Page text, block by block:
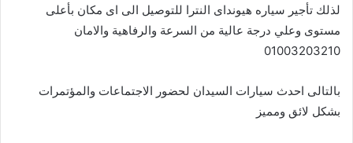
لذلك تأجير سياره هيونداى النترا للتوصيل الى اى مكان بأعلى
مستوى وعلي درجة عالية من السرعة والرفاهية والامان
01003203210
بالتالى احدث سيارات السيدان لحضور الاجتماعات والمؤتمرات
بشكل لائق ومميز